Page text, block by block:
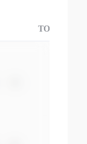
TOP3交易国